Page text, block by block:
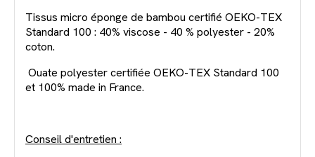
Tissus micro éponge de bambou certifié OEKO-TEX
Standard 100 : 40% viscose - 40 % polyester - 20%
coton.
Ouate polyester certifiée OEKO-TEX Standard 100
et 100% made in France.
Conseil d'entretien :